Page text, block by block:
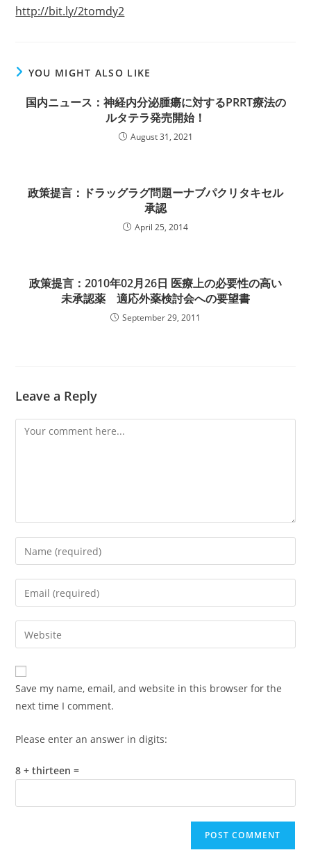
http://bit.ly/2tomdy2
YOU MIGHT ALSO LIKE
国内ニュース：神経内分泌腫瘍に対するPRRT療法の
ルタテラ発売開始！
August 31, 2021
政策提言：ドラッグラグ問題ーナブパクリタキセル
承認
April 25, 2014
政策提言：2010年02月26日 医療上の必要性の高い
未承認薬 適応外薬検討会への要望書
September 29, 2011
Leave a Reply
Comment
Enter
your
name
comment
Enter
your
email
address
comment
Enter
your
website
URL
(optional)
Save my name, email, and website in this browser for the
next time I comment.
Please enter an answer in digits:
8 + thirteen =